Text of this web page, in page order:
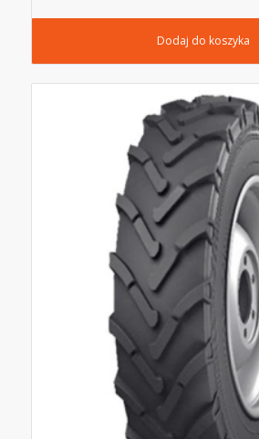
Dodaj do koszyka